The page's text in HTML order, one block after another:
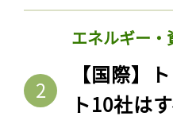
エネルギー・
【国際】
ト10社は